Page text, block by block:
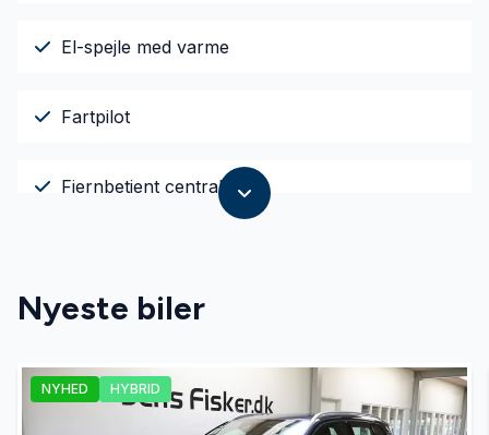
El-spejle med varme
Fartpilot
Fjernbetjent centrallås
Kørecomputer
LED kørelys
Nyeste biler
NYHED HYBRID